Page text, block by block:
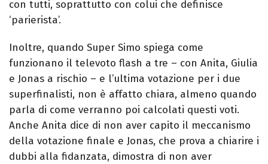
con tutti, soprattutto con colui che definisce
‘parierista’.
Inoltre, quando Super Simo spiega come
funzionano il televoto flash a tre – con Anita, Giulia
e Jonas a rischio – e l’ultima votazione per i due
superfinalisti, non è affatto chiara, almeno quando
parla di come verranno poi calcolati questi voti.
Anche Anita dice di non aver capito il meccanismo
della votazione finale e Jonas, che prova a chiarire i
dubbi alla fidanzata, dimostra di non aver